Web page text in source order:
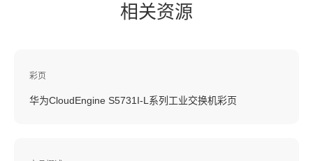
相关资源
彩页
华为CloudEngine S5731I-L系列工业交换机彩页